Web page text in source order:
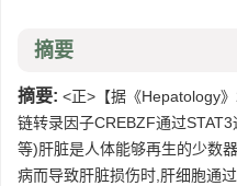
摘要
摘要: <正>【据《Hepatology
链转录因子CREBZF通过
等)肝脏是人体能够再生的少数
病而导致肝脏损伤时,肝细胞通